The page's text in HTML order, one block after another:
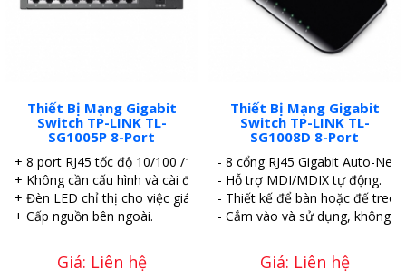
Thiết Bị Mạng Gigabit
Switch TP-LINK TL-
SG1005P 8-Port
+ 8 port RJ45 tốc độ 10/100 /1000Mbps.
+ Không cần cấu hình và cài đặt.
+ Đèn LED chỉ thị cho việc giám sát nguồn
+ Cấp nguồn bên ngoài.
Giá: Liên hệ
Thiết Bị Mạng Gigabit
Switch TP-LINK TL-
SG1008D 8-Port
- 8 cổng RJ45 Gigabit Auto-
- Hỗ trợ MDI/MDIX tự động.
- Thiết kế để bàn hoặc đế treo
- Cắm vào và sử dụng, không
Giá: Liên hệ